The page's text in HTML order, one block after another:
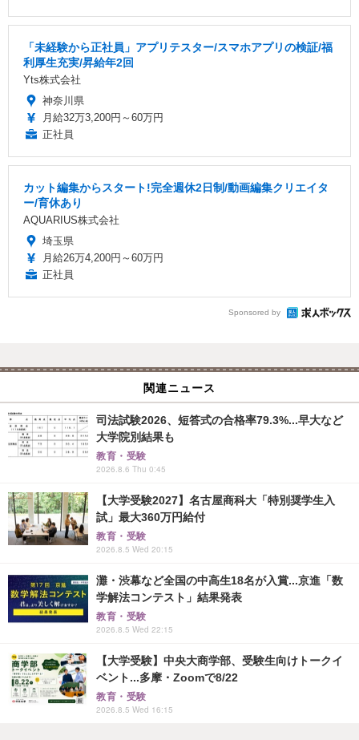
「未経験から正社員」アプリテスター/スマホアプリの検証/福
利厚生充実/昇給年2回
Yts株式会社
神奈川県
月給32万3,200円～60万円
正社員
カット編集からスタート!完全週休2日制/動画編集クリエイタ
ー/育休あり
AQUARIUS株式会社
埼玉県
月給26万4,200円～60万円
正社員
Sponsored by
関連ニュース
司法試験2026、短答式の合格率79.3%...早大など
大学院別結果も
教育・受験
2026.8.6 Thu 0:45
【大学受験2027】名古屋商科大「特別奨学生入
試」最大360万円給付
教育・受験
2026.8.5 Wed 20:15
灘・渋幕など全国の中高生18名が入賞...京進「数
学解法コンテスト」結果発表
教育・受験
2026.8.5 Wed 22:15
【大学受験】中央大商学部、受験生向けトークイ
ベント...多摩・Zoomで8/22
教育・受験
2026.8.5 Wed 16:15